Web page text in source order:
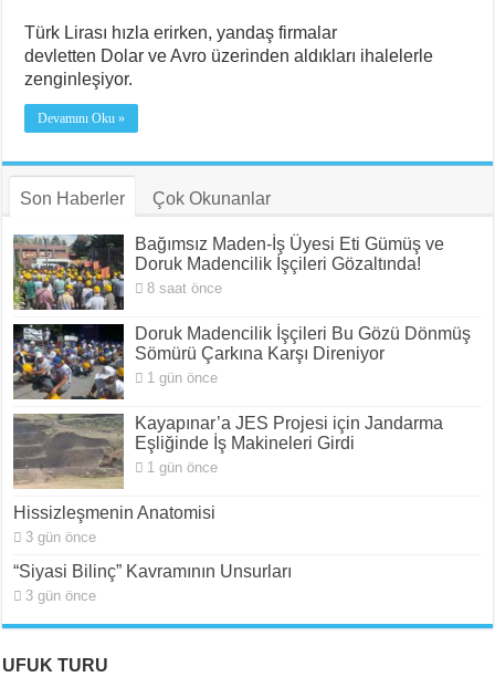
Türk Lirası hızla erirken, yandaş firmalar
devletten Dolar ve Avro üzerinden aldıkları ihalelerle
zenginleşiyor.
Devamını Oku »
Son Haberler Çok Okunanlar
Bağımsız Maden-İş Üyesi Eti Gümüş ve
Doruk Madencilik İşçileri Gözaltında!
8 saat önce
Doruk Madencilik İşçileri Bu Gözü Dönmüş
Sömürü Çarkına Karşı Direniyor
1 gün önce
Kayapınar’a JES Projesi için Jandarma
Eşliğinde İş Makineleri Girdi
1 gün önce
Hissizleşmenin Anatomisi
3 gün önce
“Siyasi Bilinç” Kavramının Unsurları
3 gün önce
UFUK TURU